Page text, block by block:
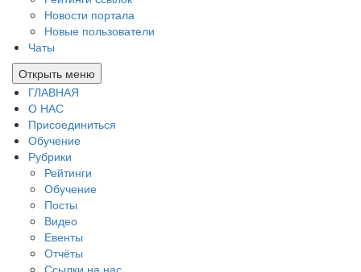
Новости портала
Новые пользователи
Чаты
Открыть меню
ГЛАВНАЯ
О НАС
Присоединиться
Обучение
Рубрики
Рейтинги
Обучение
Посты
Видео
Евенты
Отчёты